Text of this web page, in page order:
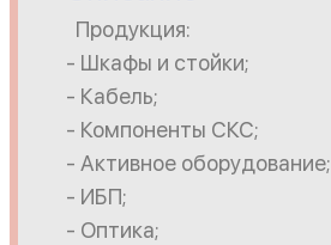
Продукция:
- Шкафы и стойки;
- Кабель;
- Компоненты СКС;
- Активное оборудование;
- ИБП;
- Оптика;